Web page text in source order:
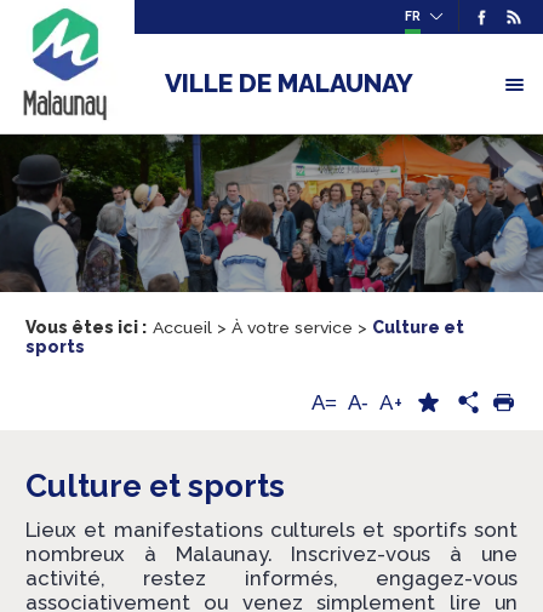
FR
VILLE DE MALAUNAY
Vous êtes ici : Accueil > À votre service > Culture et
sports
A= A- A+
Culture et sports
Lieux et manifestations culturels et sportifs sont
nombreux à Malaunay. Inscrivez-vous à une
activité, restez informés, engagez-vous
associativement ou venez simplement lire un